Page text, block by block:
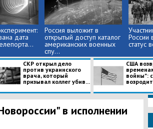
дата
Россия выложит в
открытый доступ каталог
американских военных
спу...
России
статус
СКР открыл дело
против украинского
врача, который
призывал коллег убив...
США
войны":
в исполнении